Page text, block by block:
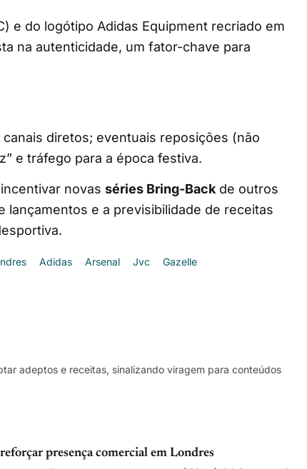
e do logótipo Adidas Equipment recriado em
na autenticidade, um fator-chave para
diretos; eventuais reposições (não
e tráfego para a época festiva.
novas séries Bring-Back de outros
lançamentos e a previsibilidade de receitas
Adidas Arsenal Jvc Gazelle
adeptos e receitas, sinalizando viragem para conteúdos
presença comercial em Londres